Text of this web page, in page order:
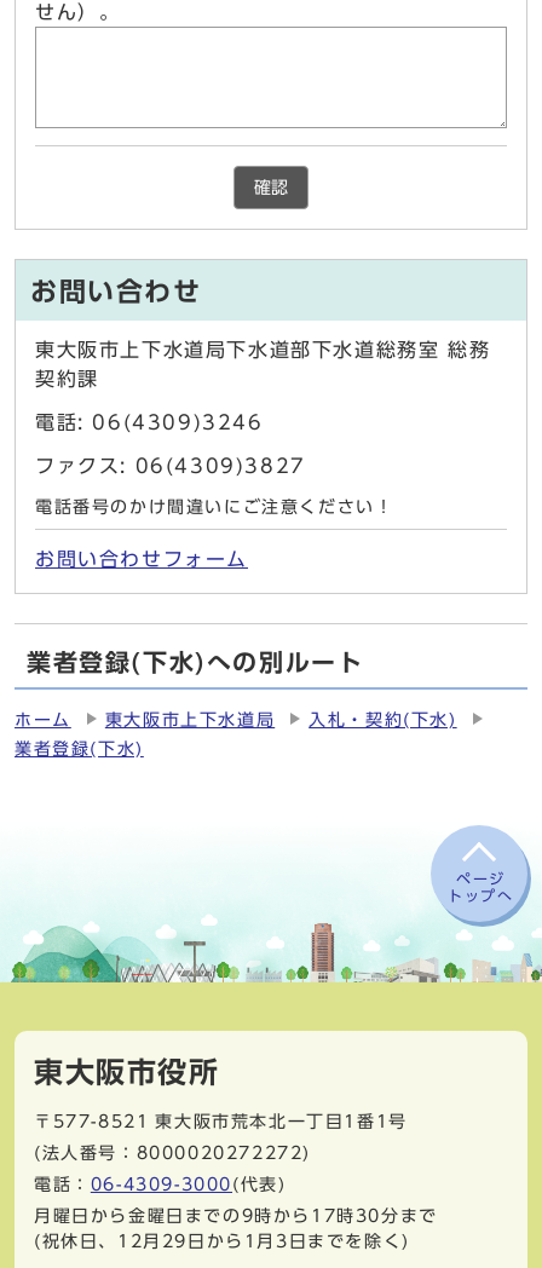
せん）。
確認
お問い合わせ
東大阪市上下水道局下水道部下水道総務室 総務
契約課
電話: 06(4309)3246
ファクス: 06(4309)3827
電話番号のかけ間違いにご注意ください！
お問い合わせフォーム
業者登録(下水)への別ルート
ホーム 東大阪市上下水道局
入札・契約(下水)
業者登録(下水)
ページ
トップへ
東大阪市役所
〒577-8521
東大阪市荒本北一丁目1番1号
(法人番号：8000020272272)
電話： 06-4309-3000 (代表)
月曜日から金曜日までの9時から17時30分まで
(祝休日、12月29日から1月3日までを除く)